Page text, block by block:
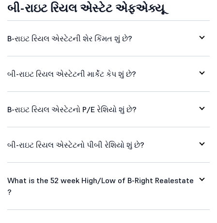
બી-રાઇટ રિયલ એસ્ટેટ એફએક્યૂ
B-રાઇટ રિયલ એસ્ટેટની શેર કિંમત શું છે?
બી-રાઇટ રિયલ એસ્ટેટની માર્કેટ કેપ શું છે?
B-રાઇટ રિયલ એસ્ટેટનો P/E રેશિયો શું છે?
બી-રાઇટ રિયલ એસ્ટેટનો પીબી રેશિયો શું છે?
What is the 52 week High/Low of B-Right Realestate
?